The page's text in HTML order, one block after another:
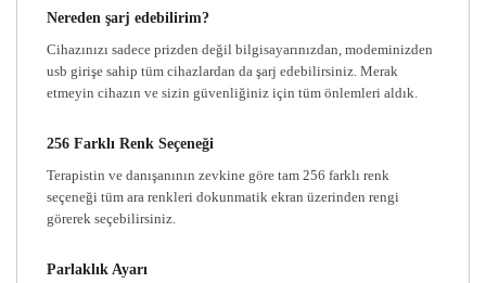
Nereden şarj edebilirim?
Cihazınızı sadece prizden değil bilgisayarınızdan, modeminizden
usb girişe sahip tüm cihazlardan da şarj edebilirsiniz. Merak
etmeyin cihazın ve sizin güvenliğiniz için tüm önlemleri aldık.
256 Farklı Renk Seçeneği
Terapistin ve danışanının zevkine göre tam 256 farklı renk
seçeneği tüm ara renkleri dokunmatik ekran üzerinden rengi
görerek seçebilirsiniz.
Parlaklık Ayarı